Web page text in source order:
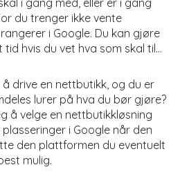
du trenger ikke vente
i Google. Du kan gjøre
hvis du vet hva som skal til...
drive en nettbutikk, og du er
lurer på hva du bør gjøre?
å velge en nettbutikkløsning
i Google når den
den plattformen du eventuelt
mulig.